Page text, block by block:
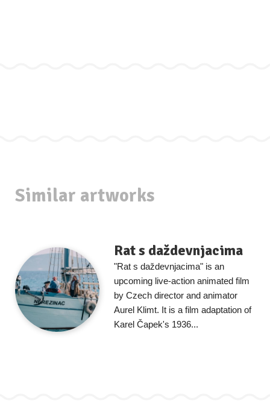
Similar artworks
Rat s daždevnjacima
"Rat s daždevnjacima" is an
upcoming live-action animated film
by Czech director and animator
Aurel Klimt. It is a film adaptation of
Karel Čapek's 1936...